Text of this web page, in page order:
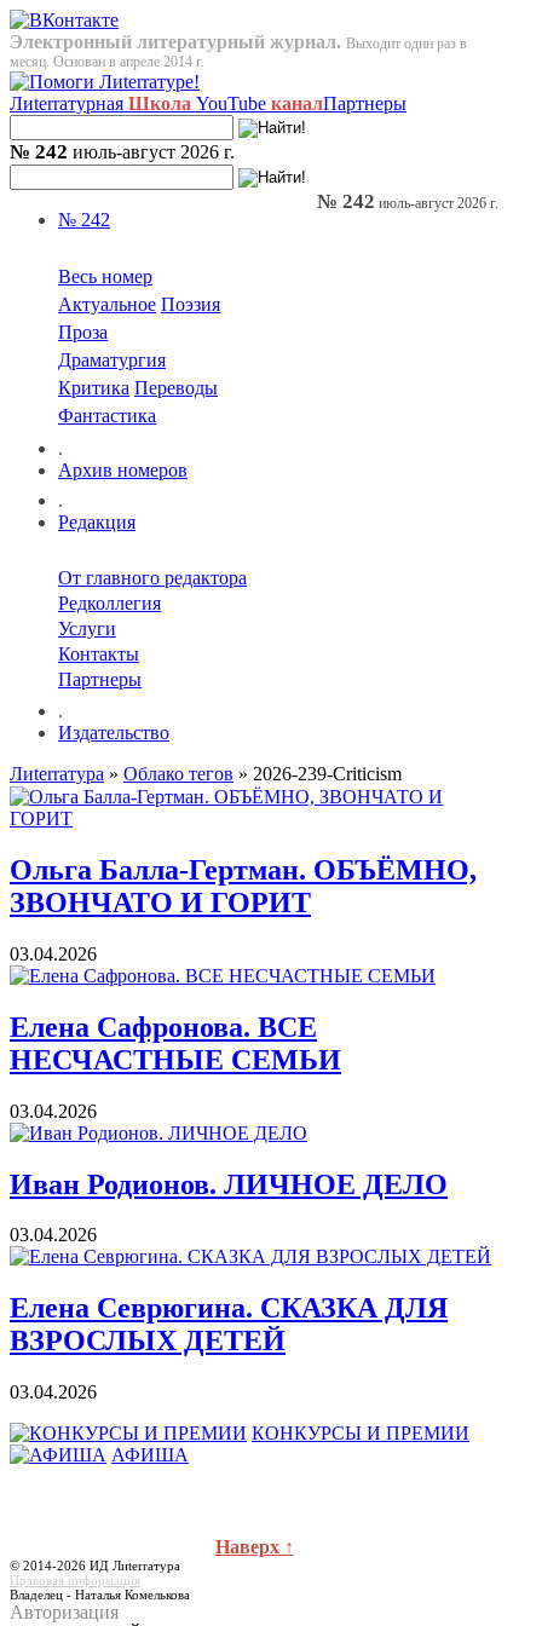
Электронный литературный журнал. Выходит один раз в
месяц. Основан в апреле 2014 г.
Лиterraтурная Школа YouTube каналПартнеры
№ 242 июль-август 2026 г.
№ 242
Весь номер
Актуальное Поэзия
Проза
Драматургия
Критика Переводы
Фантастика
.
Архив номеров
.
Редакция
От главного редактора
Редколлегия
Услуги
Контакты
Партнеры
.
Издательство
№ 242 июль-август 2026 г.
Лиterraтура » Облако тегов » 2026-239-Criticism
Ольга Балла-Гертман. ОБЪЁМНО,
ЗВОНЧАТО И ГОРИТ
03.04.2026
Елена Сафронова. ВСЕ
НЕСЧАСТНЫЕ СЕМЬИ
03.04.2026
Иван Родионов. ЛИЧНОЕ ДЕЛО
03.04.2026
Елена Севрюгина. СКАЗКА ДЛЯ
ВЗРОСЛЫХ ДЕТЕЙ
03.04.2026
КОНКУРСЫ И ПРЕМИИ
АФИША
Наверх ↑
© 2014-2026 ИД Лиterraтура
Правовая информация
Владелец - Наталья Комелькова
Авторизация